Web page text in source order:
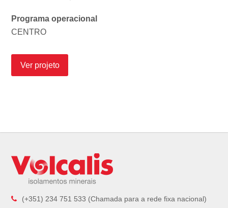
Programa operacional
CENTRO
Ver projeto
(+351) 234 751 533 (Chamada para a rede fixa nacional)